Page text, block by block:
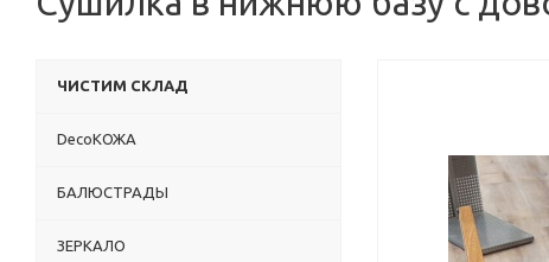
ЧИСТИМ СКЛАД
DecoКОЖА
БАЛЮСТРАДЫ
ЗЕРКАЛО